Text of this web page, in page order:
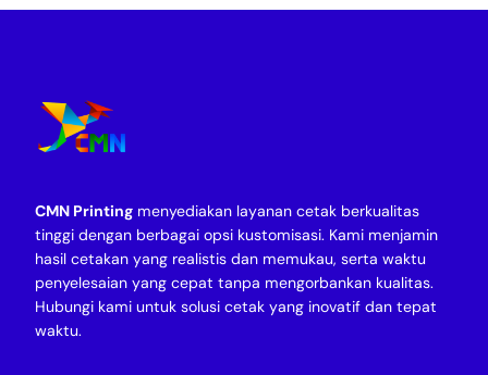
CMN Printing menyediakan layanan cetak berkualitas
tinggi dengan berbagai opsi kustomisasi. Kami menjamin
hasil cetakan yang realistis dan memukau, serta waktu
penyelesaian yang cepat tanpa mengorbankan kualitas.
Hubungi kami untuk solusi cetak yang inovatif dan tepat
waktu.